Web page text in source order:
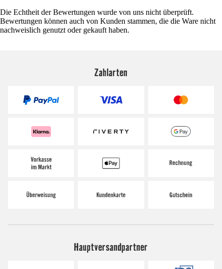
Die Echtheit der Bewertungen wurde von uns nicht überprüft.
Bewertungen können auch von Kunden stammen, die die Ware nicht
nachweislich genutzt oder gekauft haben.
Zahlarten
Hauptversandpartner